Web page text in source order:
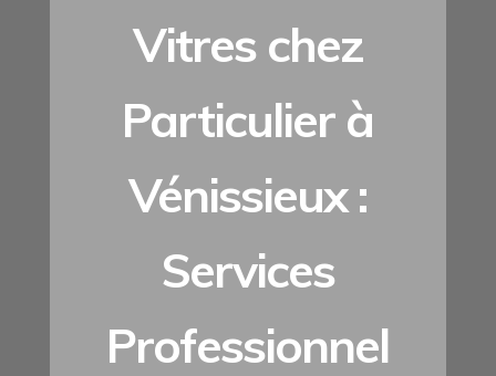
Vitres chez
Particulier à
Vénissieux :
Services
Professionnel